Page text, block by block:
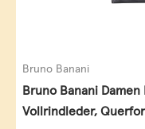
Bruno Banani
Bruno Banani
Vollrindleder,